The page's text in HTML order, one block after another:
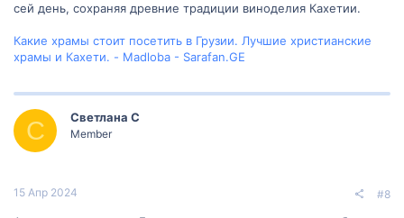
сей день, сохраняя древние традиции виноделия Кахетии.
Какие храмы стоит посетить в Грузии. Лучшие христианские
храмы и Кахети. - Madloba - Sarafan.GE
С Светлана С
Member
15 Апр 2024 #8